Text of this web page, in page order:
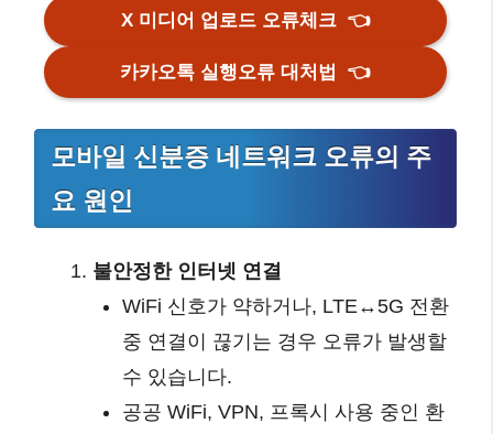
X 미디어 업로드 오류체크 👈
카카오톡 실행오류 대처법 👈
모바일 신분증 네트워크 오류의 주
요 원인
불안정한 인터넷 연결
WiFi 신호가 약하거나, LTE↔5G 전환
중 연결이 끊기는 경우 오류가 발생할
수 있습니다.
공공 WiFi, VPN, 프록시 사용 중인 환